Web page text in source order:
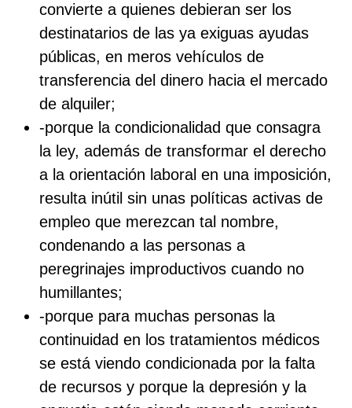
convierte a quienes debieran ser los
destinatarios de las ya exiguas ayudas
públicas, en meros vehículos de
transferencia del dinero hacia el mercado
de alquiler;
-porque la condicionalidad que consagra
la ley, además de transformar el derecho
a la orientación laboral en una imposición,
resulta inútil sin unas políticas activas de
empleo que merezcan tal nombre,
condenando a las personas a
peregrinajes improductivos cuando no
humillantes;
-porque para muchas personas la
continuidad en los tratamientos médicos
se está viendo condicionada por la falta
de recursos y porque la depresión y la